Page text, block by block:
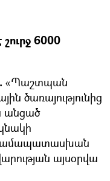
6000
«Պաշտպան
ծառայությունից
անցած
այսօրվա